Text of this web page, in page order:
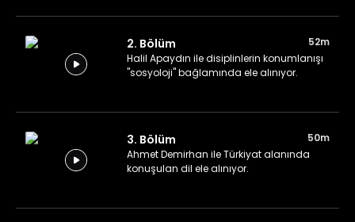
2. Bölüm
52m
Halil Apaydın ile disiplinlerin konumlanışı
"sosyoloji" bağlamında ele alınıyor.
3. Bölüm
50m
Ahmet Demirhan ile Türkiyat alanında
konuşulan dil ele alınıyor.